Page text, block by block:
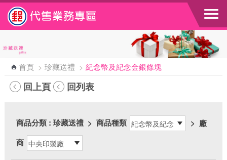
跳到主要內容區塊
首頁 > 珍藏送禮 > 紀念幣及紀念金銀條塊
回上頁 回列表
商品分類: 珍藏送禮 > 商品種類 > 廠
商